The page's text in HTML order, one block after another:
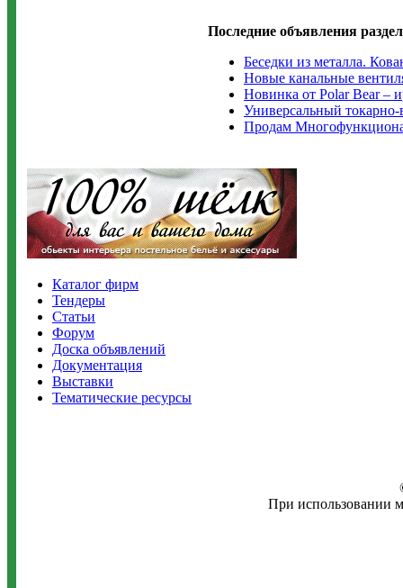
Последние объявления
Беседки из металла.
Новые канальные
Новинка от Polar Bear –
Универсальный
Продам
Каталог фирм
Тендеры
Статьи
Форум
Доска объявлений
Документация
Выставки
Тематические ресурсы
При использовании